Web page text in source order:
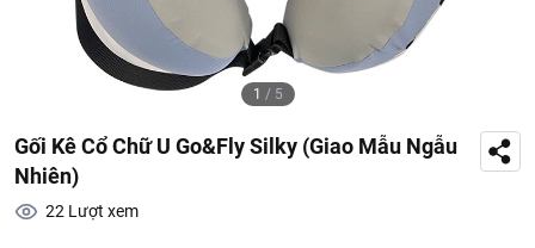
1 / 5
Gối Kê Cổ Chữ U Go&Fly Silky (Giao Mẫu Ngẫu
Nhiên)
22 Lượt xem